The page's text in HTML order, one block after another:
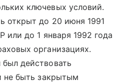
ключевых условий.
открыт до 20 июня 1991
до 1 января 1992 года
организациях.
действовать
не быть закрытым